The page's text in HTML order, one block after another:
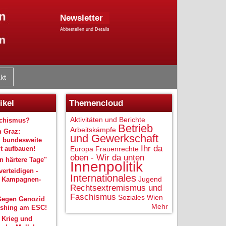
Newsletter
Abbestellen und Details
Graz:
bundesweite
aufbauen!
härtere Tage"
-
Genozid
am ESC!
Krieg und
Themencloud
Aktivitäten und Berichte
Arbeitskämpfe Betrieb
und Gewerkschaft
Europa Frauenrechte Ihr da
oben - Wir da unten
Innenpolitik
Internationales Jugend
Rechtsextremismus und
Faschismus Soziales Wien
Mehr